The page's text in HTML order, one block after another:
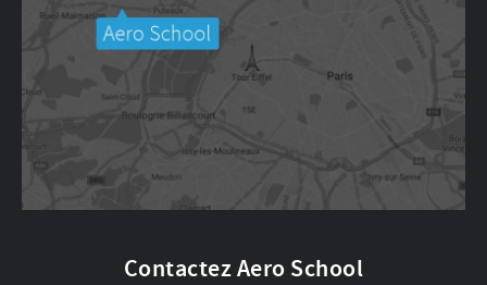
Contactez Aero School